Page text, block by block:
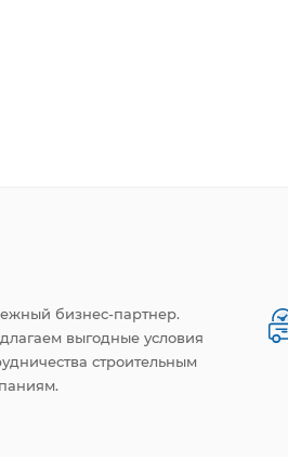
бизнес-партнер.
выгодные условия
строительным